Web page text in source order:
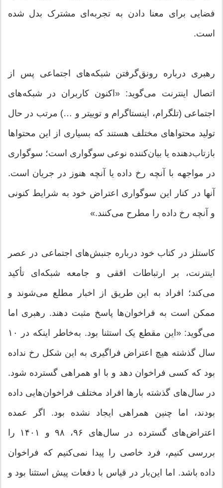
فضایی برای معنا دادن به تجربه‌ای مشترک بدل شده
است.
رهبری درباره رونق‌گرفتن شبکه‌های اجتماعی پس از
اتصال اینترنت می‌گوید: «اکنون کاربران در شبکه‌های
اجتماعی (تلگرام، اینستاگرام و توییتر و …) مرتب در حال
تولید محتواهای مختلف هستند که بسیاری از این محتواها
بازتاب‌دهنده یا بیان‌کننده نوعی سوگواری است؛ سوگواری
در مواجهه با آنچه رخ داده یا آنچه هنوز در جریان است.
آنها در کنار این سوگواری اعتراض خود به شرایط کنونی
و آنچه رخ‌ داده را مطرح می‌کنند.»
کاستلز در کتاب خود درباره جنبش‌های اجتماعی در عصر
اینترنت، بر ارتباطات افقی و جامعه شبکه‌ای تأکید
می‌کند؛ افراد به این طریق از اخبار مطلع می‌شوند و
ممکن است به فراخوان‌ها پاسخ مثبت دهند. رهبری اما
می‌گوید: «این مقطع یک استثنا بود. به‌خاطر اینکه در ۱۰
سال گذشته هیچ اعتراض فراگیری به این شکل رخ نداده
بود که کسی فراخوان دهد و با او همراهی گسترده شود.
در سال‌های گذشته بارها افراد مختلف فراخوان‌هایی داده
بودند، اما چنین همراهی ایجاد نشده بود. اگر عمده
اعتراض‌های گسترده در سال‌های ۹۶، ۹۸ و ۱۴۰۱ را
بررسی کنیم، فرد خاصی را پیدا نمی‌کنیم که فراخوان
داده باشد. اما این‌‌بار در قیاس با دفعات پیش استثنا بود و